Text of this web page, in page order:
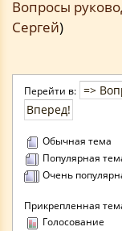
Вопросы
Сергей)
Перейти в:
Обычная тема
Популярная
Очень
Прикрепленная
Голосование